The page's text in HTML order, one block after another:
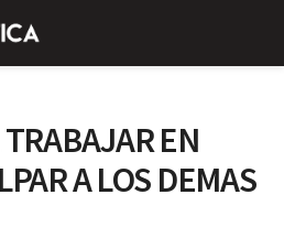
EN
A LOS DEMAS